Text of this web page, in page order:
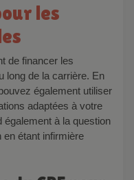
les
long de la carrière. En
également utiliser
adaptées à votre
à la question
étant infirmière